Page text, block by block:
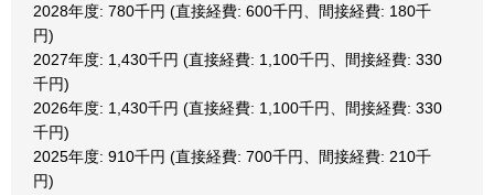
2028年度: 780千円 (直接経費: 600千円、間接経費: 180千
円)
2027年度: 1,430千円 (直接経費: 1,100千円、間接経費: 330
千円)
2026年度: 1,430千円 (直接経費: 1,100千円、間接経費: 330
千円)
2025年度: 910千円 (直接経費: 700千円、間接経費: 210千
円)